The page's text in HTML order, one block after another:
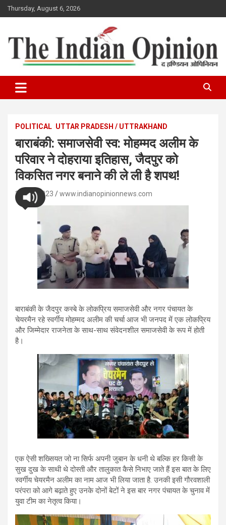
Skip
to
Thursday, August 6, 2026
Indian Opinion News
POLITICAL UTTAR PRADESH / UTTRAKHAND
बाराबंकी: समाजसेवी स्व: मोहम्मद अलीम के
परिवार ने दोहराया इतिहास, जैदपुर को
विकसित नगर बनाने की ले ली है शपथ!
27/05/2023 www.indianopinionnews.com
बाराबंकी के जैदपुर कस्बे के लोकप्रिय समाजसेवी और नगर पंचायत के
चेयरमैन रहे स्वर्गीय मोहम्मद अलीम की चर्चा आज भी जनपद में एक लोकप्रिय
और जिम्मेदार राजनेता के साथ-साथ संवेदनशील समाजसेवी के रूप में होती
है।
एक ऐसी शख्सियत जो ना सिर्फ अपनी जुबान के धनी थे बल्कि हर किसी के
सुख दुख के साथी थे दोस्ती और तालुकात कैसे निभाए जाते हैं इस बात के लिए
स्वर्गीय चेयरमैन अलीम का नाम आज भी लिया जाता है. उनकी इसी गौरवशाली
परंपरा को आगे बढ़ाते हुए उनके दोनों बेटों ने इस बार नगर पंचायत के चुनाव में
युवा टीम का नेतृत्व किया।